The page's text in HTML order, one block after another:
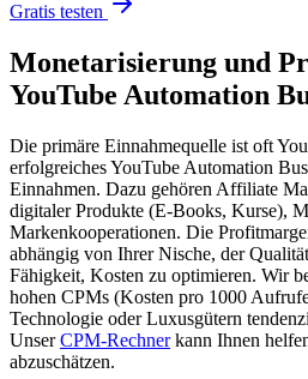
Gratis testen
Monetarisierung und
YouTube Automation
Die primäre Einnahmequelle ist oft
erfolgreiches YouTube Automation
Einnahmen. Dazu gehören Affiliate
digitaler Produkte (E-Books, Kurse),
Markenkooperationen. Die
abhängig von Ihrer Nische, der
Fähigkeit, Kosten zu optimieren. Wir
hohen CPMs (Kosten pro 1000
Technologie oder Luxusgütern
UnserCPM-Rechnerkann Ihnen
abzuschätzen.